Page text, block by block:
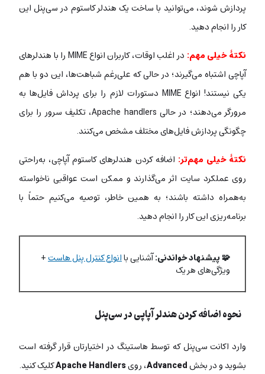
پردازش شوند، می‌توانید با ساخت یک هندلر کاستوم در سی‌پنل این
کار را انجام دهید.
نکتۀ خیلی مهم:
در اغلب اوقات، کاربران انواع MIME را با هندلرهای
آپاچی اشتباه می‌گیرند؛ در حالی که علی‌رغم شباهت‌ها، این دو با هم
یکی نیستند! انواع MIME دستورات لازم را برای پرداش فایل‌ها به
مرورگر می‌دهند؛ در حالی Apache handlers، تکلیف سرور را برای
چگونگی پردازش فایل‌های مختلف مشخص می‌کنند.
نکتۀ خیلی مهم‌تر: اضافه کردن هندلرهای کاستوم آپاچی، به‌راحتی
روی عملکرد سایت اثر می‌گذارند و ممکن است عواقبی ناخواسته
به‌همراه داشته باشند؛ به همین خاطر، توصیه می‌کنیم حتماً با
برنامه‌ریزی این کار را انجام دهید.
🧩 پیشنهاد خواندنی:آشنایی باانواع کنترل پنل هاست+
ویژگی‌های هر یک
نحوه اضافه کردن هندلر آپاپی در سی‌پنل
وارد اکانت سی‌پنل که توسط هاستینگ در اختیارتان قرار گرفته است
بشوید و در بخشAdvanced، رویApache Handlersکلیک کنید.